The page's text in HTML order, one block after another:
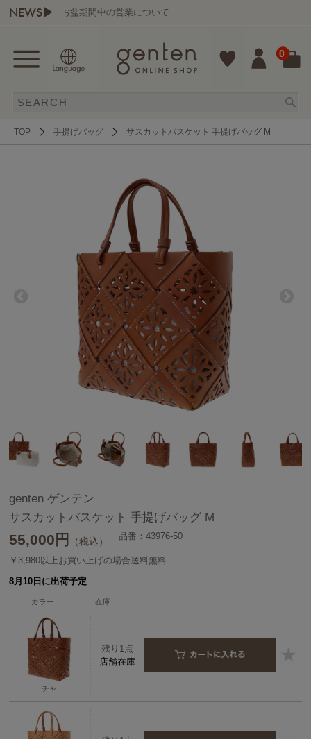
NEWS▶
お盆期間中の営業について
0
TOP 手提げバッグ サスカットバスケット 手提げバッグ M
genten ゲンテン
サスカットバスケット 手提げバッグ M
55,000 円 （税込） 品番：43976-50
￥3,980以上お買い上げの場合送料無料
8月10日に出荷予定
カラー 在庫
チャ
残り1点
店舗在庫